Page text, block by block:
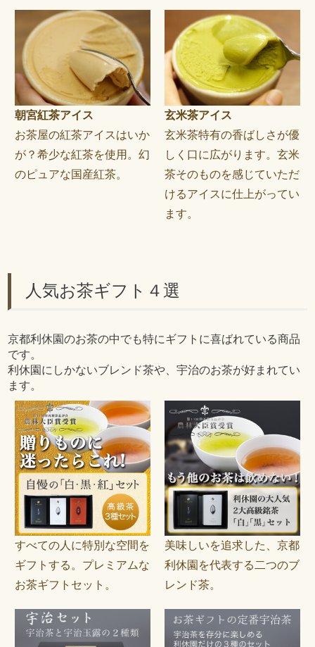
朝宮紅茶アイス
お茶屋の紅茶アイスはいか
が？希少な紅茶を使用。幻
のピュアな国産紅茶。
玄米茶アイス
玄米茶特有の香ばしさが優
しく口に広がります。玄米
茶そのものを感じていただ
けるアイスに仕上がってい
ます。
人気お茶ギフト４選
京都利休園のお茶の中でも特にギフトに喜ばれている商品
です。
利休園にしかないブレンド茶や、宇治のお茶が好まれてい
ます。
すべての人に特別な空間を
ギフトする。プレミアムな
お茶ギフトセット。
美味しいを追求した、京都
利休園を代表する二つのブ
レンド茶。